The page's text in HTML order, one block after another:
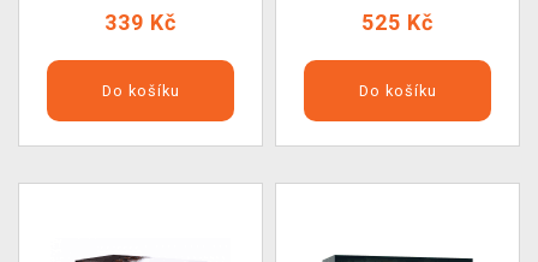
339 Kč
Do košíku
525 Kč
Do košíku